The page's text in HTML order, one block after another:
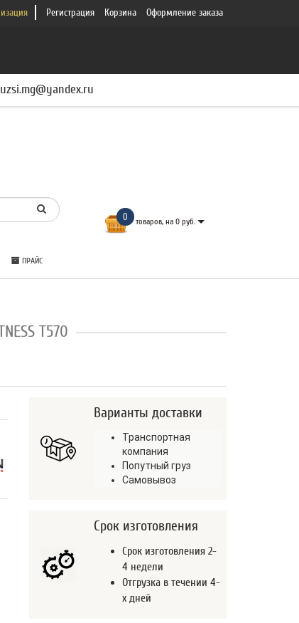
Регистрация Корзина Оформление заказа
uzsi.mg@yandex.ru
0 товаров, на 0 руб.
ПРАЙС
T570
Варианты доставки
Транспортная
компания
Попутный груз
Самовывоз
Срок изготовления
Срок изготовления 2-
4 недели
Отгрузка в течении 4-
х дней